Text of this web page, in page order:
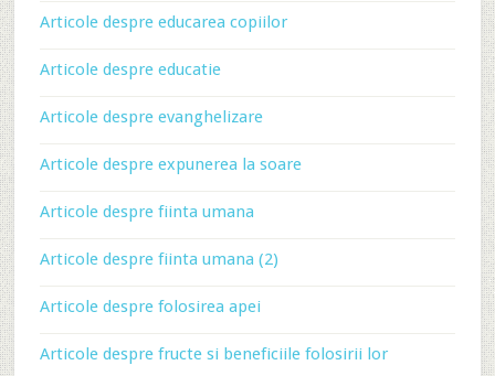
Articole despre educarea copiilor
Articole despre educatie
Articole despre evanghelizare
Articole despre expunerea la soare
Articole despre fiinta umana
Articole despre fiinta umana (2)
Articole despre folosirea apei
Articole despre fructe si beneficiile folosirii lor